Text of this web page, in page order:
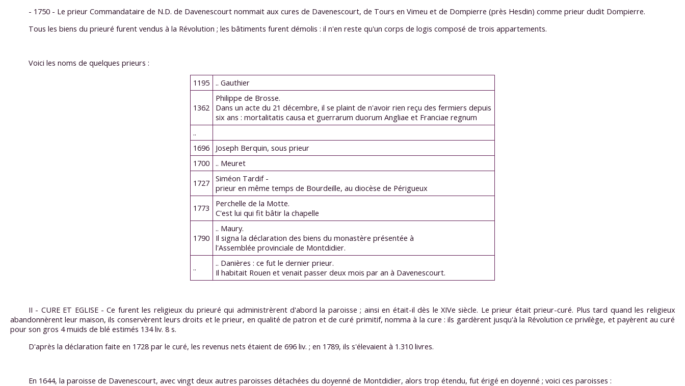
- 1750 - Le prieur Commandataire de N.D. de Davenescourt nommait aux cures de Davenescourt, de Tours en Vimeu et de Dompierre (près Hesdin) comme prieur dudit Dompierre.
Tous les biens du prieuré furent vendus à la Révolution ; les bâtiments furent démolis : il n'en reste qu'un corps de logis composé de trois appartements.
Voici les noms de quelques prieurs :
1195 .. Gauthier
1362
Philippe de Brosse.
Dans un acte du 21 décembre, il se plaint de n'avoir rien reçu des fermiers depuis
six ans : mortalitatis causa et guerrarum duorum Angliae et Franciae regnum
..
1696
Joseph Berquin, sous prieur
1700
.. Meuret
1727
Siméon Tardif -
prieur en même temps de Bourdeille, au diocèse de Périgueux
1773
Perchelle de la Motte.
C'est lui qui fit bâtir la chapelle
1790
.. Maury.
Il signa la déclaration des biens du monastère présentée à
l'Assemblée provinciale de Montdidier.
..
.. Danières : ce fut le dernier prieur.
Il habitait Rouen et venait passer deux mois par an à Davenescourt.
II - CURE ET EGLISE - Ce furent les religieux du prieuré qui administrèrent d'abord la paroisse ; ainsi en était-il dès le XIVe siècle. Le prieur était prieur-curé. Plus tard quand les religieux
abandonnèrent leur maison, ils conservèrent leurs droits et le prieur, en qualité de patron et de curé primitif, nomma à la cure : ils gardèrent jusqu'à la Révolution ce privilège, et payèrent au curé
pour son gros 4 muids de blé estimés 134 liv. 8 s.
D'après la déclaration faite en 1728 par le curé, les revenus nets étaient de 696 liv. ; en 1789, ils s'élevaient à 1.310 livres.
En 1644, la paroisse de Davenescourt, avec vingt deux autres paroisses détachées du doyenné de Montdidier, alors trop étendu, fut érigé en doyenné ; voici ces paroisses :